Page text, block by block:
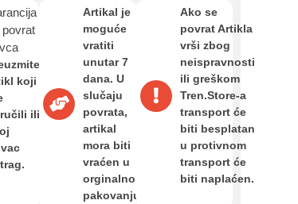
povrat
koji
ili
Artikal je
moguće
vratiti
unutar 7
dana. U
slučaju
povrata,
artikal
mora biti
vraćen u
orginalnom
pakovanju.
Ako se
povrat Artikla
vrši zbog
neispravnosti
ili greškom
Tren.Store-a
transport će
biti besplatan
u protivnom
transport će
biti naplaćen.
Zahtjev za reklamaciju
Informacije o dostavi
Privatnost kupca
Sparkasse banka
MasterCard
Shop'n'Fun do 36 rata
Raiffeisen banka VISA
Magic Card do 36 rata